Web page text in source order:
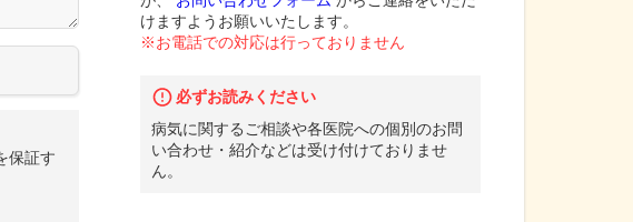
保証す
けますようお願いいたします。
※お電話での対応は行っておりません
必ずお読みください
病気に関するご相談や各医院への個別のお問
い合わせ・紹介などは受け付けておりませ
ん。